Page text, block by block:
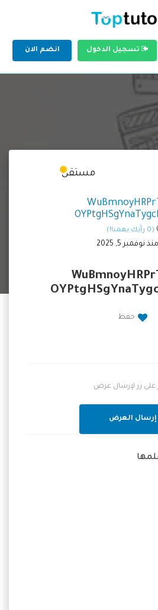
تسجيل الدخول انضم الان
(0 رأيك يهمنا!)
5, 2025
حفظ
على زر لإرسال عرض
إرسال العرض